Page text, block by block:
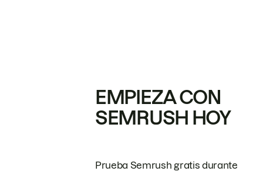
EMPIEZA CON
SEMRUSH HOY
Prueba Semrush gratis durante